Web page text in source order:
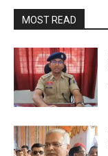
MOST READ